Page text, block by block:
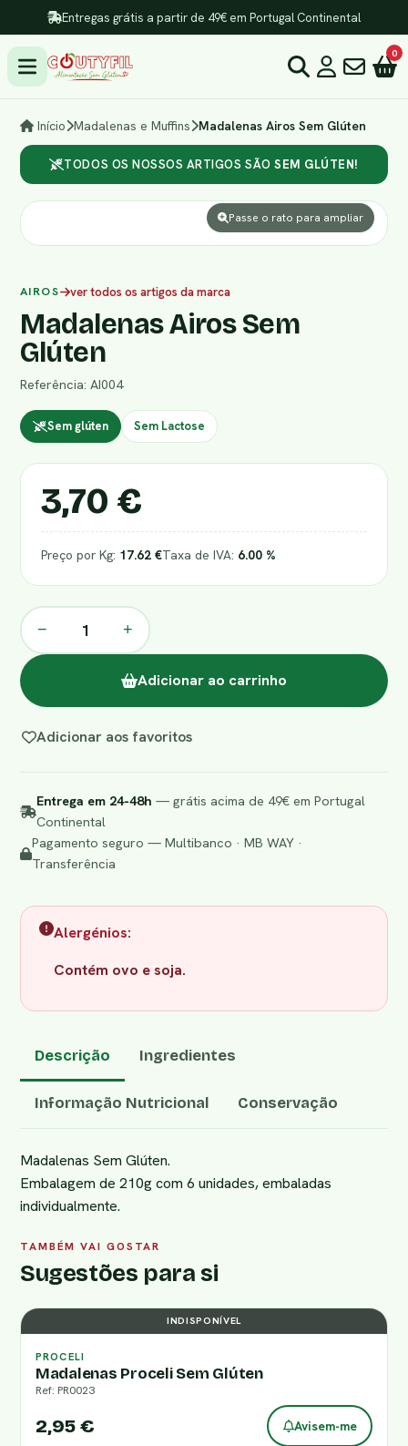
Entregas grátis a partir de 49€ em Portugal Continental
0
Início Madalenas e Muffins Madalenas Airos Sem Glúten
TODOS OS NOSSOS ARTIGOS SÃO SEM GLÚTEN!
Passe o rato para ampliar
AIROS ver todos os artigos da marca
Madalenas Airos Sem
Glúten
Referência: AI004
Sem glúten Sem Lactose
3,70 €
Preço por Kg: 17.62 €Taxa de IVA: 6.00 %
− +
Adicionar ao carrinho
Adicionar aos favoritos
Entrega em 24-48h — grátis acima de 49€ em Portugal
Continental
Pagamento seguro — Multibanco · MB WAY ·
Transferência
Alergénios:
Contém ovo e soja.
Descrição Ingredientes
Informação Nutricional Conservação
Madalenas Sem Glúten.
Embalagem de 210g com 6 unidades, embaladas
individualmente.
TAMBÉM VAI GOSTAR
Sugestões para si
INDISPONÍVEL
PROCELI
Madalenas Proceli Sem Glúten
Ref: PR0023
2,95 € Avisem-me